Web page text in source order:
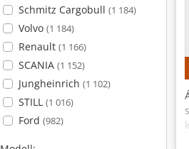
Schmitz Cargobull (1 184)
Volvo (1 184)
Renault (1 166)
SCANIA (1 152)
Jungheinrich (1 102)
STILL (1 016)
Ford (982)